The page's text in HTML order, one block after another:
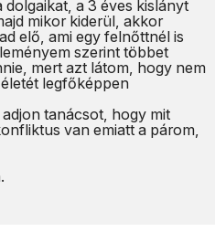
a 3 éves kislányt
mikor kiderül, akkor
elő, ami egy felnőttnél is
szerint többet
mert azt látom, hogy nem
legfőképpen
tanácsot, hogy mit
van emiatt a párom,